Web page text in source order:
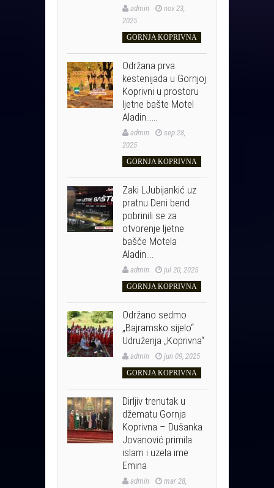
admin
nov 23,
2025
GORNJA KOPRIVNA
Održana prva
kestenijada u Gornjoj
Koprivni u prostoru
ljetne bašte Motel
Aladin……
admin
sep 28,
2025
GORNJA KOPRIVNA
Zaki LJubijankić uz
pratnu Deni bend
pobrinili se za
otvorenje ljetne
bašče Motela
Aladin….
admin jul 20, 2025
GORNJA KOPRIVNA
Održano sedmo
„Bajramsko sijelo“
Udruženja „Koprivna“
admin jun 09, 2025
GORNJA KOPRIVNA
Dirljiv trenutak u
džematu Gornja
Koprivna – Dušanka
Jovanović primila
islam i uzela ime
Emina
admin
mar 28,